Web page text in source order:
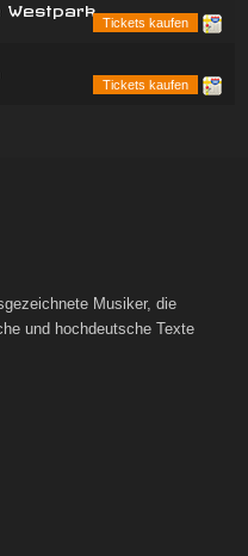
Westpark
Tickets kaufen
Tickets kaufen
Musiker, die
und hochdeutsche Texte